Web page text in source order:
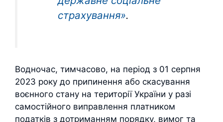
страхування».
Водночас, тимчасово, на період з 01 серпня
2023 року до припинення або скасування
воєнного стану на території України у разі
самостійного виправлення платником
податків з дотриманням порядку, вимог та